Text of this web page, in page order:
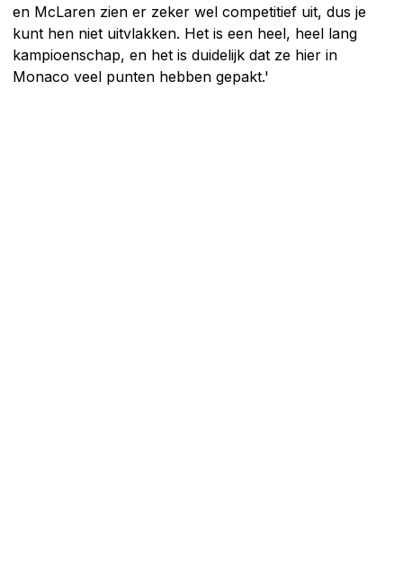
en McLaren zien er zeker wel competitief uit, dus je
kunt hen niet uitvlakken. Het is een heel, heel lang
kampioenschap, en het is duidelijk dat ze hier in
Monaco veel punten hebben gepakt.'